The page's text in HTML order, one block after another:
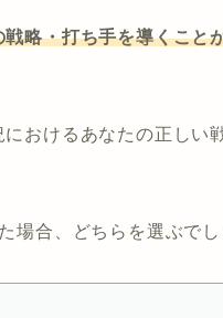
略・打ち手を導くこと
おけるあなたの正しい
場合、どちらを選ぶでし